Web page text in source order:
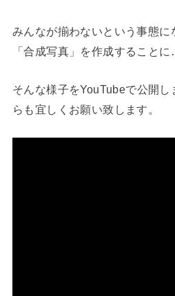
みんなが揃わないという事態
「合成写真」を作成すること
そんな様子をYouTubeで公開
らも宜しくお願い致します。